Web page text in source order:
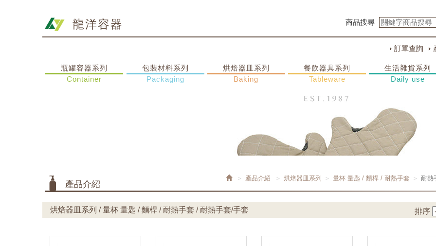
龍洋容器 商品搜尋
訂單查詢
瓶罐容器系列
Container
包裝材料系列
Packaging
烘焙器皿系列
Baking
餐飲器具系列
Tableware
生活雜貨系列
Daily use
產品介紹 烘焙器皿系列 量杯 量匙 / 麵桿 / 耐熱手套 耐熱
產品介紹
烘焙器皿系列 / 量杯 量匙 / 麵桿 / 耐熱手套 / 耐熱手套/手套 排序